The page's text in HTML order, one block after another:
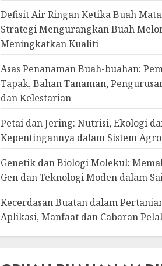
Defisit Air Ringan Ketika Buah
Strategi Mengurangkan Buah
Meningkatkan Kualiti
Asas Penanaman Buah-buahan:
Tapak, Bahan Tanaman,
dan Kelestarian
Petai dan Jering: Nutrisi, Ekologi
Kepentingannya dalam Sistem
Genetik dan Biologi Molekul:
Gen dan Teknologi Moden dalam
Kecerdasan Buatan dalam
Aplikasi, Manfaat dan Cabaran